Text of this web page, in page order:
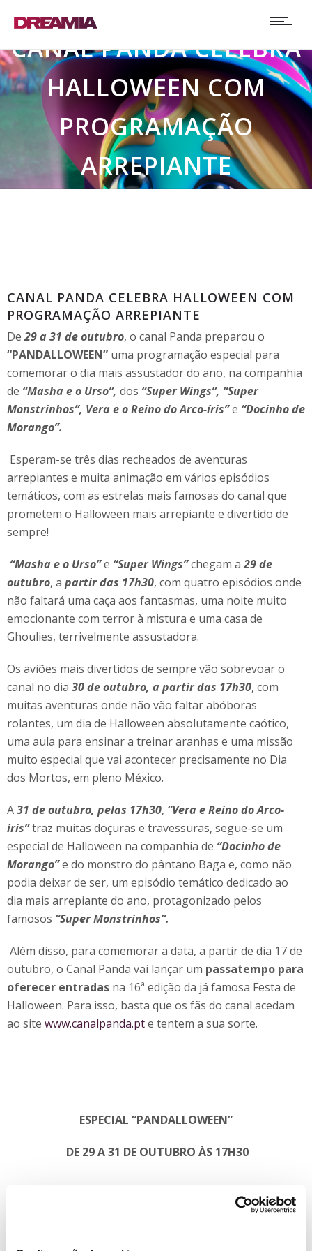
CANAL PANDA CELEBRA
HALLOWEEN COM
PROGRAMAÇÃO
ARREPIANTE
CANAL PANDA CELEBRA HALLOWEEN COM
PROGRAMAÇÃO ARREPIANTE
De29 a 31 de outubro, o canal Panda preparou o
“PANDALLOWEEN” uma programação especial para
comemorar o dia mais assustador do ano, na companhia
de “Masha e o Urso”, dos “Super Wings”, “Super
Monstrinhos”, Vera e o Reino do Arco-íris”e “Docinho de
Morango”.
Esperam-se três dias recheados de aventuras
arrepiantes e muita animação em vários episódios
temáticos, com as estrelas mais famosas do canal que
prometem o Halloween mais arrepiante e divertido de
sempre!
“Masha e o Urso”e “Super Wings”chegam a29 de
outubro, a partir das 17h30, com quatro episódios onde
não faltará uma caça aos fantasmas, uma noite muito
emocionante com terror à mistura e uma casa de
Ghoulies, terrivelmente assustadora.
Os aviões mais divertidos de sempre vão sobrevoar o
canal no dia 30 de outubro, a partir das 17h30, com
muitas aventuras onde não vão faltar abóboras
rolantes, um dia de Halloween absolutamente caótico,
uma aula para ensinar a treinar aranhas e uma missão
muito especial que vai acontecer precisamente no Dia
dos Mortos, em pleno México.
A31 de outubro, pelas 17h30, “Vera e Reino do Arco-
íris”traz muitas doçuras e travessuras, segue-se um
especial de Halloween na companhia de “Docinho de
Morango”e do monstro do pântano Baga e, como não
podia deixar de ser, um episódio temático dedicado ao
dia mais arrepiante do ano, protagonizado pelos
famosos “Super Monstrinhos”.
Além disso, para comemorar a data, a partir de dia 17 de
outubro, o Canal Panda vai lançar um passatempo para
oferecer entradas na 16ª edição da já famosa Festa de
Halloween. Para isso, basta que os fãs do canal acedam
ao site www.canalpanda.pte tentem a sua sorte.
ESPECIAL “PANDALLOWEEN”
DE 29 A 31 DE OUTUBRO ÀS 17H30